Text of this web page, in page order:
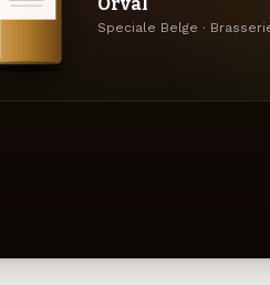
Speciale Belge ·